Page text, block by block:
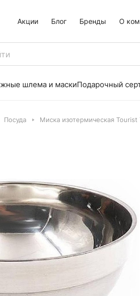
Акции Блог Бренды О
шлема и маскиПодарочный
Посуда Миска изотермическая Tourist